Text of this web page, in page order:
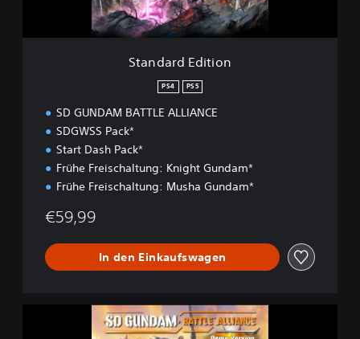
t
Standard Edition
PS4 PS5
SD GUNDAM BATTLE ALLIANCE
SDGWSS Pack*
Start Dash Pack*
Frühe Freischaltung: Knight Gundam*
Frühe Freischaltung: Musha Gundam*
€59,99
In den Einkaufswagen